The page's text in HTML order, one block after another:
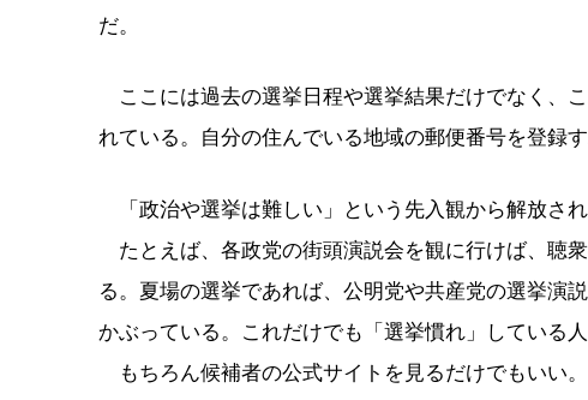
だ。
ここには過去の選挙日程や選挙結果だけでなく、
れている。自分の住んでいる地域の郵便番号を登録
「政治や選挙は難しい」という先入観から解放さ
たとえば、各政党の街頭演説会を観に行けば、聴
る。夏場の選挙であれば、公明党や共産党の選挙演
かぶっている。これだけでも「選挙慣れ」している人
もちろん候補者の公式サイトを見るだけでもいい